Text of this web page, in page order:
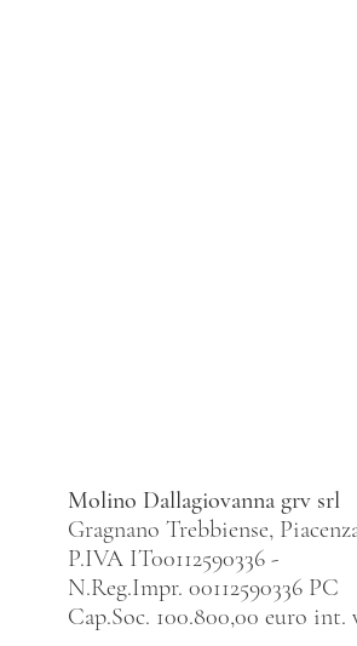
Molino Dallagiovanna grv srl
Gragnano Trebbiense,
P.IVA IT00112590336 -
N.Reg.Impr. 00112590336 PC
Cap.Soc. 100.800,00 euro int.